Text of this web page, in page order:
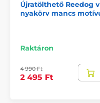
Kutyasétáltatás
Újratölthető Reedog
nyakörv mancs
Raktáron
4 990 Ft
2 495 Ft